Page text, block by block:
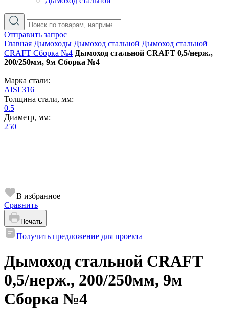
Отправить запрос
Главная Дымоходы Дымоход стальной Дымоход стальной
CRAFT Сборка №4 Дымоход стальной CRAFT 0,5/нерж.,
200/250мм, 9м Сборка №4
Марка стали:
AISI 316
Толщина стали, мм:
0.5
Диаметр, мм:
250
В избранное
Сравнить
Печать
Получить предложение для проекта
Дымоход стальной CRAFT
0,5/нерж., 200/250мм, 9м
Сборка №4